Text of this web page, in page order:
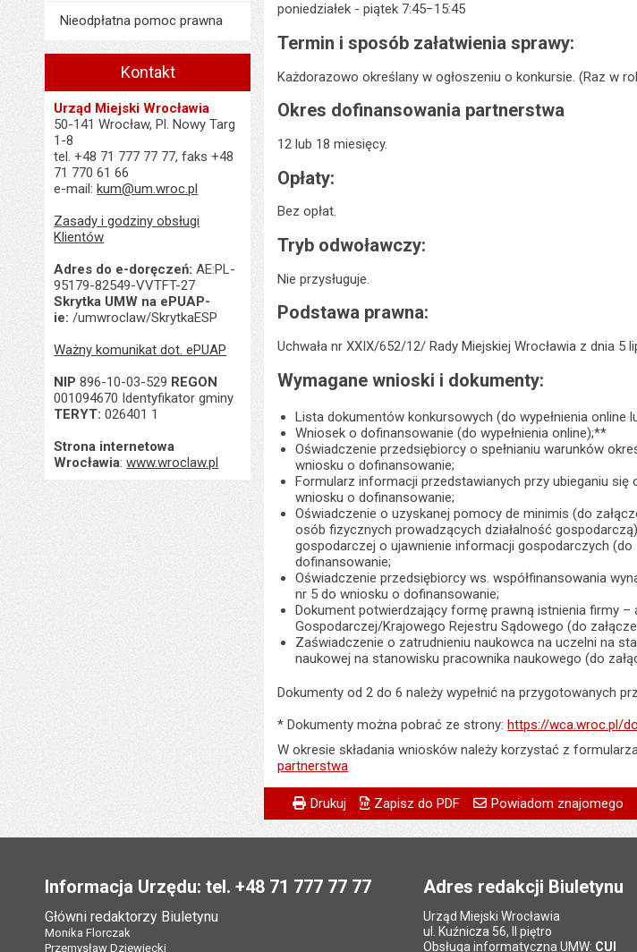
Nieodpłatna pomoc prawna
Kontakt
Urząd Miejski Wrocławia
50-141 Wrocław, Pl. Nowy Targ
1-8
tel. +48 71 777 77 77, faks +48
71 770 61 66
e-mail:kum@um.wroc.pl
Zasady i godziny obsługi
Klientów
Adres do e-doręczeń: AE:PL-
95179-82549-VVTFT-27
Skrytka UMW na ePUAP-
ie: /umwroclaw/SkrytkaESP
Ważny komunikat dot. ePUAP
NIP 896-10-03-529 REGON
001094670 Identyfikator gminy
TERYT: 026401 1
Strona internetowa
Wrocławia:www.wroclaw.pl
poniedziałek - piątek 7:45−15:45
Termin i sposób załatwienia sprawy:
Każdorazowo określany w ogłoszeniu o konkursie. (Raz w
Okres dofinansowania partnerstwa
12 lub 18 miesięcy.
Opłaty:
Bez opłat.
Tryb odwoławczy:
Nie przysługuje.
Podstawa prawna:
Uchwała nr XXIX/652/12/ Rady Miejskiej Wrocławia z dnia 5
Wymagane wnioski i dokumenty:
Lista dokumentów konkursowych (do wypełnienia online
Wniosek o dofinansowanie (do wypełnienia online);**
Oświadczenie przedsiębiorcy o spełnianiu warunków
wniosku o dofinansowanie;
Formularz informacji przedstawianych przy ubieganiu
wniosku o dofinansowanie;
Oświadczenie o uzyskanej pomocy de minimis (do
osób fizycznych prowadzących działalność
gospodarczej o ujawnienie informacji gospodarczych
dofinansowanie;
Oświadczenie przedsiębiorcy ws. współfinansowania
nr 5 do wniosku o dofinansowanie;
Dokument potwierdzający formę prawną istnienia firmy –
Gospodarczej/Krajowego Rejestru Sądowego (do
Zaświadczenie o zatrudnieniu naukowca na uczelni na
naukowej na stanowisku pracownika naukowego (do
Dokumenty od 2 do 6 należy wypełnić na przygotowanych
* Dokumenty można pobrać ze strony:https://wca.wroc.pl/
W okresie składania wniosków należy korzystać z
partnerstwa
Metryczka
Odpowiedzialny za treść:
Data opublikowania:
Ostatnio zaktualizował:
Powiadom znajomego Powiadom znajomego
Twoje imię i nazwiskoPole
Adres e-mail znajomegoPole
Pytanie antyspamowe
wynik działania: 2 plus 8
Drukuj Zapisz do PDF Powiadom znajomego
Informacja Urzędu: tel. +48 71 777 77 77
Główni redaktorzy Biuletynu
Monika Florczak
Przemysław Dziewięcki
Adres redakcji Biuletynu
Urząd Miejski Wrocławia
ul. Kuźnicza 56, II piętro
Obsługa informatyczna UMW: CUI